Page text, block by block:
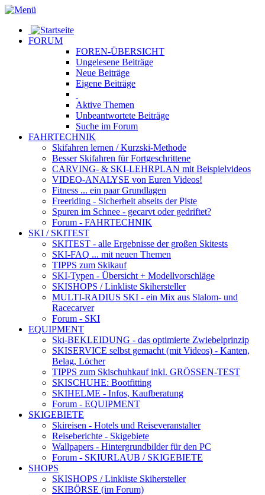
FORUM
FOREN-ÜBERSICHT
Ungelesene Beiträge
Neue Beiträge
Eigene Beiträge
Aktive Themen
Unbeantwortete Beiträge
Suche im Forum
FAHRTECHNIK
Skifahren lernen / Kurzski-Methode
Besser Skifahren für Fortgeschrittene
CARVING- & SKI-LEHRPLAN mit Beispielvideos
VIDEO-ANALYSE von Euren Videos!
Fitness ... ein paar Grundlagen
Freeriding - Sicherheit abseits der Piste
Spuren im Schnee - gecarvt oder gedriftet?
Forum - FAHRTECHNIK
SKI / SKITEST
SKITEST - alle Ergebnisse der großen Skitests
SKI-FAQ ... mit neuen Themen
TIPPS zum Skikauf
SKI-Typen - Übersicht + Modellvorschläge
SKISHOPS / Linkliste Skihersteller
MULTI-RADIUS SKI - ein Mix aus Slalom- und
Racecarver
Forum - SKI
EQUIPMENT
Ski-BEKLEIDUNG - das optimierte Zwiebelprinzip
SKISERVICE selbst gemacht (mit Videos) - Kanten,
Belag, Löcher
TIPPS zum Skischuhkaufinkl. GRÖSSEN-TEST
SKISCHUHE: Bootfitting
SKIHELME - Infos, Kaufberatung
Forum - EQUIPMENT
SKIGEBIETE
Skireisen - Hotels und Reiseveranstalter
Reiseberichte - Skigebiete
Wallpapers - Hintergrundbilder für den PC
Forum - SKIURLAUB / SKIGEBIETE
SHOPS
SKISHOPS / Linkliste Skihersteller
SKIBÖRSE (im Forum)